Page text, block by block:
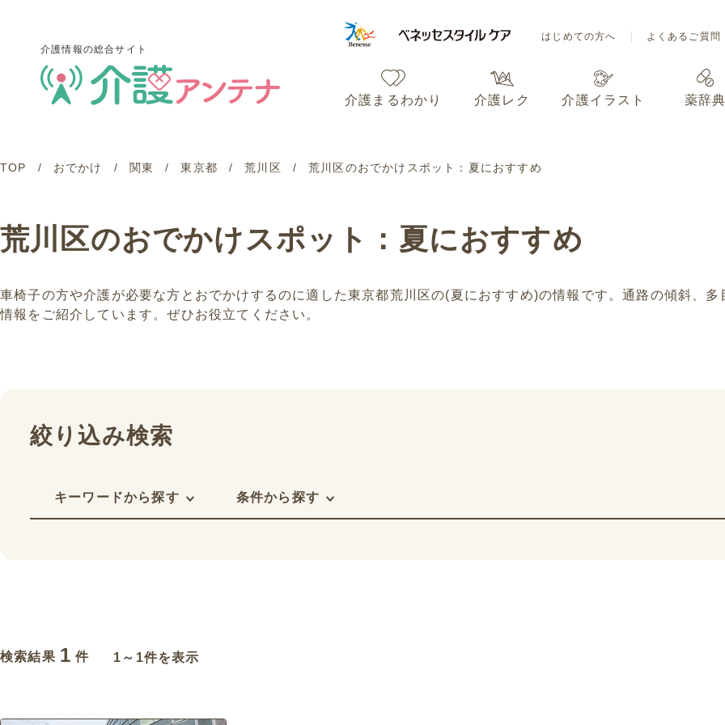
介護情報の総合サイト
はじめての方へ よくあるご質問
介護まるわかり 介護レク 介護イラスト 薬辞
介護情報の総合サイト
TOP おでかけ 関東 東京都 荒川区 荒川区のおでかけスポット：夏におすすめ
荒川区のおでかけスポット：夏におすすめ
車椅子の方や介護が必要な方とおでかけするのに適した東京都荒川区の(夏におすすめ)の情報です。通路の傾斜、
情報をご紹介しています。ぜひお役立てください。
絞り込み検索
キーワードから探す 条件から探す
検索結果 1 件 1～1件を表示